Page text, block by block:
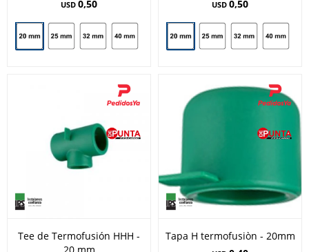
USD 0,50 USD 0,50
Tee de Termofusión HHH -
Tapa H termofusiòn - 20mm